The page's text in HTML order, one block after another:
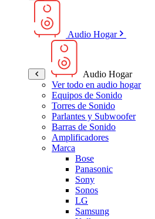
Audio Hogar
Audio Hogar
Ver todo en audio hogar
Equipos de Sonido
Torres de Sonido
Parlantes y Subwoofer
Barras de Sonido
Amplificadores
Marca
Bose
Panasonic
Sony
Sonos
LG
Samsung